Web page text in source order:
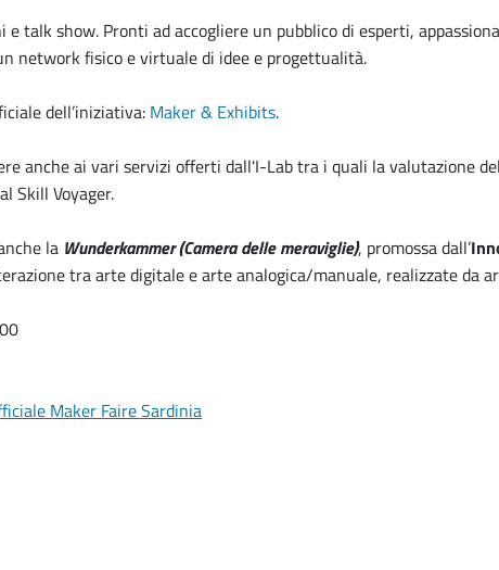
talk show. Pronti ad accogliere un pubblico di esperti,
network fisico e virtuale di idee e progettualità.
dell’iniziativa: Maker & Exhibits.
anche ai vari servizi offerti dall'I-Lab tra i quali la valutazione
Skill Voyager.
la Wunderkammer (Camera delle meraviglie), promossa dall’
tra arte digitale e arte analogica/manuale, realizzate da
Maker Faire Sardinia